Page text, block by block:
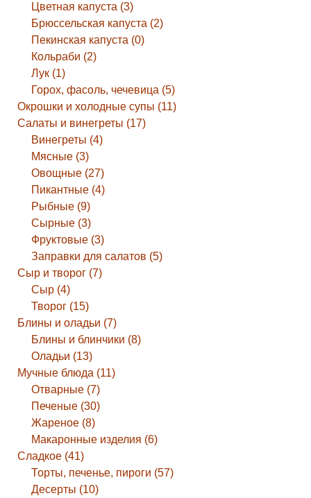
Цветная капуста (3)
Брюссельская капуста (2)
Пекинская капуста (0)
Кольраби (2)
Лук (1)
Горох, фасоль, чечевица (5)
Окрошки и холодные супы (11)
Салаты и винегреты (17)
Винегреты (4)
Мясные (3)
Овощные (27)
Пикантные (4)
Рыбные (9)
Сырные (3)
Фруктовые (3)
Заправки для салатов (5)
Сыр и творог (7)
Сыр (4)
Творог (15)
Блины и оладьи (7)
Блины и блинчики (8)
Оладьи (13)
Мучные блюда (11)
Отварные (7)
Печеные (30)
Жареное (8)
Макаронные изделия (6)
Сладкое (41)
Торты, печенье, пироги (57)
Десерты (10)